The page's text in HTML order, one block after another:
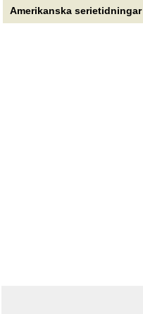
Amerikanska serietidningar